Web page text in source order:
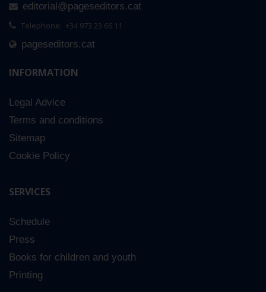
editorial@pageseditors.cat
Telephone: +34 973 23 66 11
pageseditors.cat
INFORMATION
Legal Advice
Terms and conditions
Sitemap
Cookie Policy
SERVICES
Schedule
Press
Books for children and youth
Printing